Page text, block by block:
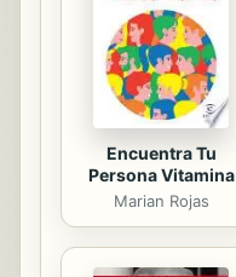
Encuentra Tu
Persona Vitamina
Marian Rojas